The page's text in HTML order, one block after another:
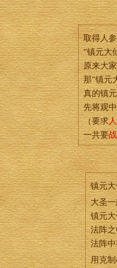
取得人
“镇元大
原来大
那“镇元
真的镇
先将观
（要求
一共要
镇元
大圣
镇元
法阵
法阵
用克